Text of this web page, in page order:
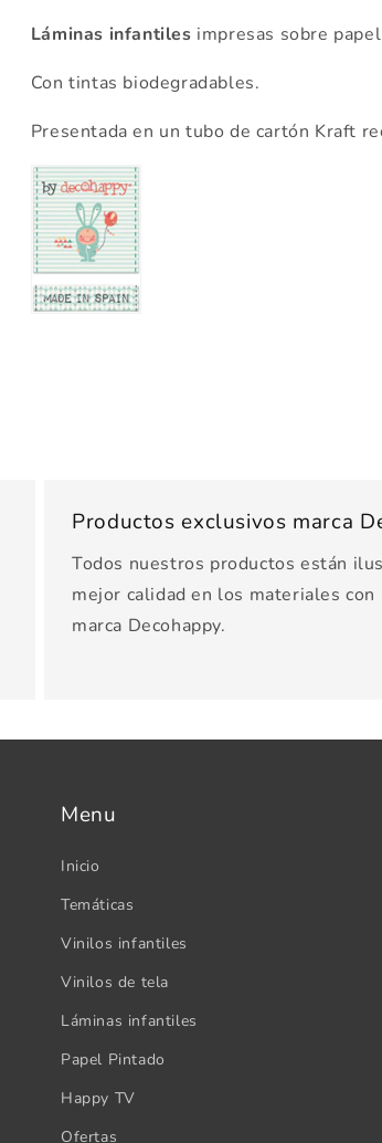
Láminas infantiles impresas sobre
Con tintas biodegradables.
Presentada en un tubo de cartón Kraft
Productos exclusivos marca
Todos nuestros productos están
mejor calidad en los materiales
marca Decohappy.
Menu
Inicio
Temáticas
Vinilos infantiles
Vinilos de tela
Láminas infantiles
Papel Pintado
Happy TV
Ofertas